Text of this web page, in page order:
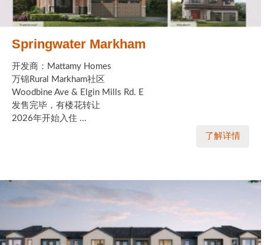
大多伦多教育网站
大多伦多医疗机构
加拿大银行贷款机构
大多伦多交通网络
常用查询工具
为什么移民加拿大
加拿大的历史文化
Springwater Markham
开发商：Mattamy Homes
万锦Rural Markham社区
Woodbine Ave & Elgin Mills Rd. E
发售完毕，有楼花转让
2026年开始入住 ...
了解详情